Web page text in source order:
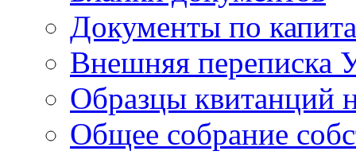
Документы по
Внешняя переписка
Образцы квитанций
Общее собрание